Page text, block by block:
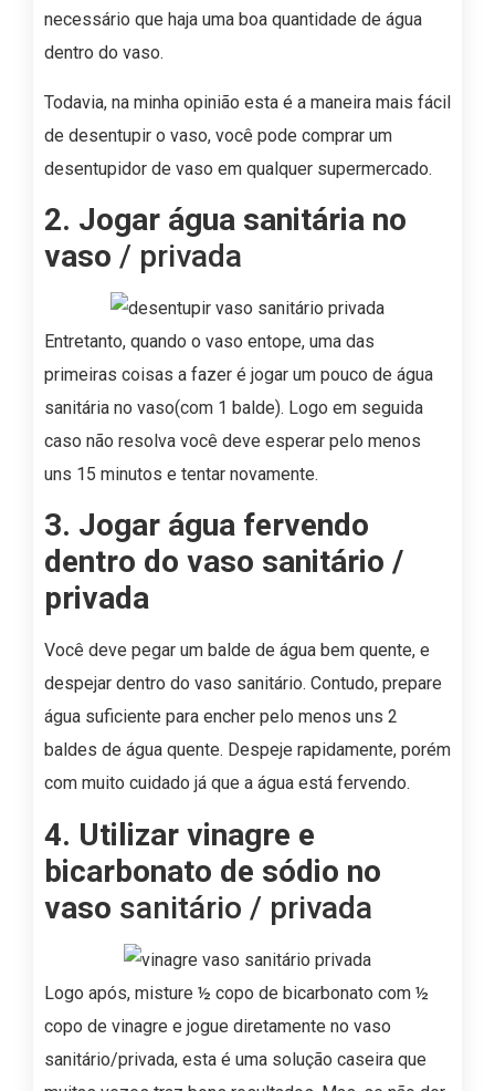
necessário que haja uma boa quantidade de água
dentro do vaso.
Todavia, na minha opinião esta é a maneira mais fácil
de desentupir o vaso, você pode comprar um
desentupidor de vaso em qualquer supermercado.
2. Jogar água sanitária no
vaso / privada
Entretanto, quando o vaso entope, uma das
primeiras coisas a fazer é jogar um pouco de água
sanitária no vaso(com 1 balde). Logo em seguida
caso não resolva você deve esperar pelo menos
uns 15 minutos e tentar novamente.
3. Jogar água fervendo
dentro do vaso sanitário /
privada
Você deve pegar um balde de água bem quente, e
despejar dentro do vaso sanitário. Contudo, prepare
água suficiente para encher pelo menos uns 2
baldes de água quente. Despeje rapidamente, porém
com muito cuidado já que a água está fervendo.
4. Utilizar vinagre e
bicarbonato de sódio no
vaso sanitário / privada
Logo após, misture ½ copo de bicarbonato com ½
copo de vinagre e jogue diretamente no vaso
sanitário/privada, esta é uma solução caseira que